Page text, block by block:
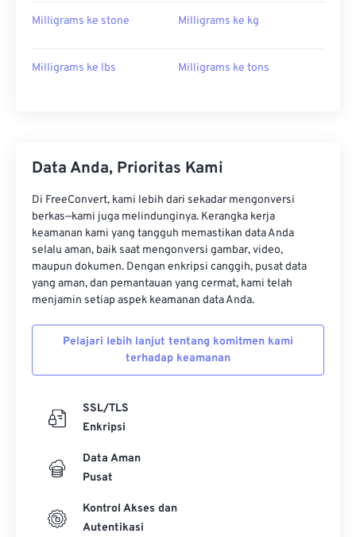
Milligrams ke stone Milligrams ke kg
Milligrams ke lbs Milligrams ke tons
Data Anda, Prioritas Kami
Di FreeConvert, kami lebih dari sekadar mengonversi
berkas—kami juga melindunginya. Kerangka kerja
keamanan kami yang tangguh memastikan data Anda
selalu aman, baik saat mengonversi gambar, video,
maupun dokumen. Dengan enkripsi canggih, pusat data
yang aman, dan pemantauan yang cermat, kami telah
menjamin setiap aspek keamanan data Anda.
Pelajari lebih lanjut tentang komitmen kami
terhadap keamanan
SSL/TLS
Enkripsi
Data Aman
Pusat
Kontrol Akses dan
Autentikasi